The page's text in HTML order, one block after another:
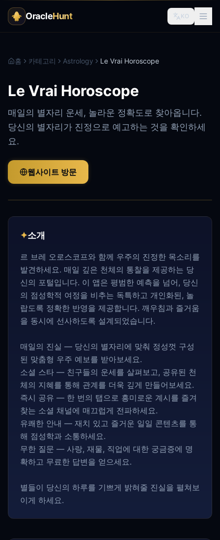
OracleHunt KO
홈 카테고리 Astrology Le Vrai Horoscope
Le Vrai Horoscope
매일의 별자리 운세, 놀라운 정확도로 찾아옵니다.
당신의 별자리가 진정으로 예고하는 것을 확인하세
요.
웹사이트 방문
✦소개
르 브레 오로스코프와 함께 우주의 진정한 목소리를
발견하세요. 매일 깊은 천체의 통찰을 제공하는 당
신의 포털입니다. 이 앱은 평범한 예측을 넘어, 당신
의 점성학적 여정을 비추는 독특하고 개인화된, 놀
랍도록 정확한 반영을 제공합니다. 깨우침과 즐거움
을 동시에 선사하도록 설계되었습니다.
매일의 진실 — 당신의 별자리에 맞춰 정성껏 구성
된 맞춤형 우주 예보를 받아보세요.
소셜 스타 — 친구들의 운세를 살펴보고, 공유된 천
체의 지혜를 통해 관계를 더욱 깊게 만들어보세요.
즉시 공유 — 한 번의 탭으로 흥미로운 계시를 즐겨
찾는 소셜 채널에 매끄럽게 전파하세요.
유쾌한 안내 — 재치 있고 즐거운 일일 콘텐츠를 통
해 점성학과 소통하세요.
무한 질문 — 사랑, 재물, 직업에 대한 궁금증에 명
확하고 무료한 답변을 얻으세요.
별들이 당신의 하루를 기쁘게 밝혀줄 진실을 펼쳐보
이게 하세요.